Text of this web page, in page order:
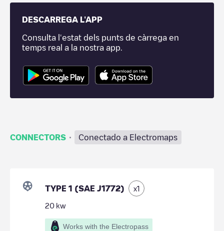
DESCARREGA L'APP
Consulta l'estat dels punts de càrrega en
temps real a la nostra app.
CONNECTORS · Conectado a Electromaps
TYPE 1 (SAE J1772) x1
20 kw
Works with the Electropass